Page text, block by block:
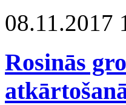
08.11.2017
Rosinās